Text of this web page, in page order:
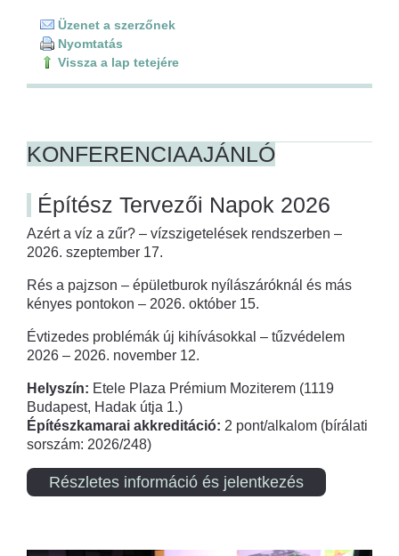
Üzenet a szerzőnek
Nyomtatás
Vissza a lap tetejére
KONFERENCIAAJÁNLÓ
Építész Tervezői Napok 2026
Azért a víz a zűr? – vízszigetelések rendszerben –
2026. szeptember 17.
Rés a pajzson – épületburok nyílászáróknál és más
kényes pontokon – 2026. október 15.
Évtizedes problémák új kihívásokkal – tűzvédelem
2026 – 2026. november 12.
Helyszín: Etele Plaza Prémium Moziterem (1119
Budapest, Hadak útja 1.)
Építészkamarai akkreditáció: 2 pont/alkalom (bírálati
sorszám: 2026/248)
Részletes információ és jelentkezés